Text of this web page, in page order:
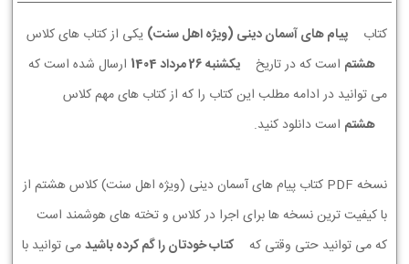
کتاب پیام های آسمان دینی (ویژه اهل سنت) یکی از کتاب های کلاس
هشتم است که در تاریخ يكشنبه 26 مرداد 1404
ارسال شده است که
می توانید در ادامه مطلب این کتاب را که از کتاب های مهم کلاس
هشتم است دانلود کنید.
نسخه PDF کتاب پیام های آسمان دینی (ویژه اهل سنت) کلاس هشتم از
با کیفیت ترین نسخه ها برای اجرا در کلاس و تخته های هوشمند است
که می توانید حتی وقتی که
کتاب خودتان را گم کرده باشیدمی توانید با